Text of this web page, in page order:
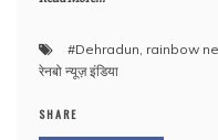
#Dehradun, rainbow
रेनबो न्यूज़ इंडिया
SHARE